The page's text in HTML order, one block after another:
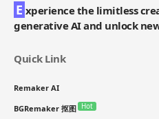
E xperience the limitless
generative AI and unlock
Quick Link
Remaker AI
BGRemaker 抠图 Hot